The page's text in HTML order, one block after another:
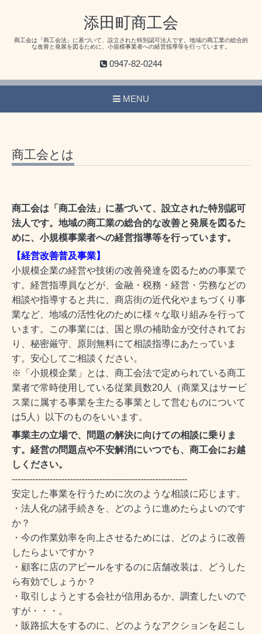
添田町商工会
商工会は「商工会法」に基づいて、設立された特別認可法人です。地域の商工業の総合的
な改善と発展を図るために、小規模事業者への経営指導等を行っています。
0947-82-0244
MENU
商工会とは
商工会は「商工会法」に基づいて、設立された特別認可
法人です。地域の商工業の総合的な改善と発展を図るた
めに、小規模事業者への経営指導等を行っています。
【経営改善普及事業】
小規模企業の経営や技術の改善発達を図るための事業で
す。経営指導員などが、金融・税務・経営・労務などの
相談や指導すると共に、商店街の近代化やまちづくり事
業など、地域の活性化のために様々な取り組みを行って
います。この事業には、国と県の補助金が交付されてお
り、秘密厳守、原則無料にて相談指導にあたっていま
す。安心してご相談ください。
※「小規模企業」とは、商工会法で定められている商工
業者で常時使用している従業員数20人（商業又はサービ
ス業に属する事業を主たる事業として営むものについて
は5人）以下のものをいいます。
事業主の立場で、問題の解決に向けての相談に乗りま
す。経営の問題点や不安解消にいつでも、商工会にお越
しください。
------------------------------------------------------------
安定した事業を行うために次のような相談に応じます。
・法人化の諸手続きを、どのように進めたらよいのです
か？
・今の作業効率を向上させるためには、どのように改善
したらよいですか？
・顧客に店のアピールをするのに店舗改装は、どうした
ら有効でしょうか？
・取引しようとする会社が信用あるか、調査したいので
すが・・・。
・販路拡大をするのに、どのようなアクションを起こし